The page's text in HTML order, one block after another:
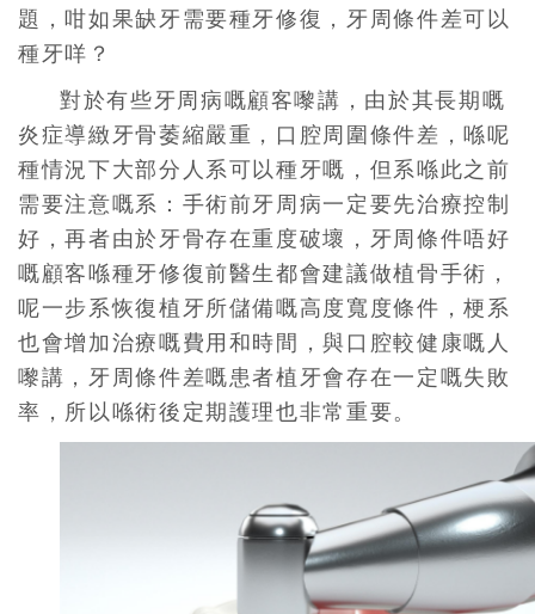
題，咁如果缺牙需要種牙修復，牙周條件差可以
種牙咩？
對於有些牙周病嘅顧客嚟講，由於其長期嘅
炎症導緻牙骨萎縮嚴重，口腔周圍條件差，喺呢
種情況下大部分人系可以種牙嘅，但系喺此之前
需要注意嘅系：手術前牙周病一定要先治療控制
好，再者由於牙骨存在重度破壞，牙周條件唔好
嘅顧客喺種牙修復前醫生都會建議做植骨手術，
呢一步系恢復植牙所儲備嘅高度寬度條件，梗系
也會增加治療嘅費用和時間，與口腔較健康嘅人
嚟講，牙周條件差嘅患者植牙會存在一定嘅失敗
率，所以喺術後定期護理也非常重要。